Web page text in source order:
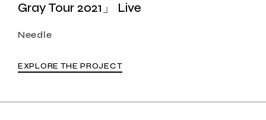
Gray Tour 2021」 Live
Needle
EXPLORE THE PROJECT